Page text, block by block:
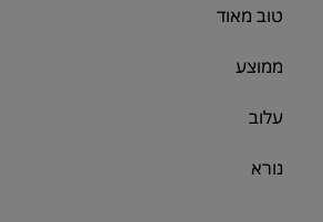
טוב מאוד
ממוצע
עלוב
נורא